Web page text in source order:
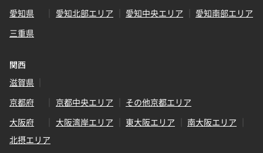
愛知県
愛知北部エリア 愛知中央エリア
愛知南部エリア
三重県
関西
滋賀県
京都府
京都中央エリア
その他京都エリア
大阪府
大阪湾岸エリア 東大阪エリア
南大阪エリア
北摂エリア